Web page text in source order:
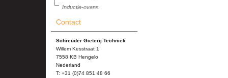
Inductie-ovens
Contact
Schreuder Gieterij Techniek
Willem Kesstraat 1
7558 KB Hengelo
Nederland
T: +31 (0)74 851 48 66